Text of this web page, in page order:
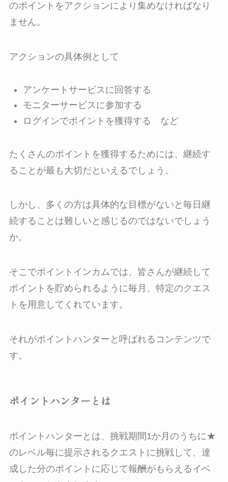
のポイントをアクションにより集めなければなり
ません。
アクションの具体例として
アンケートサービスに回答する
モニターサービスに参加する
ログインでポイントを獲得する など
たくさんのポイントを獲得するためには、継続す
ることが最も大切だといえるでしょう。
しかし、多くの方は具体的な目標がないと毎日継
続することは難しいと感じるのではないでしょう
か。
そこでポイントインカムでは、皆さんが継続して
ポイントを貯められるように毎月、特定のクエス
トを用意してくれています。
それがポイントハンターと呼ばれるコンテンツで
す。
ポイントハンターとは
ポイントハンターとは、挑戦期間1か月のうちに★
のレベル毎に提示されるクエストに挑戦して、達
成した分のポイントに応じて報酬がもらえるイベ